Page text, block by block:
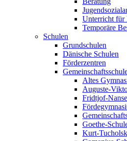
Unterricht für
Temporäre
Schulen
Grundschulen
Dänische Schulen
Förderzentren
Altes
Auguste-
Fridtjof-
Goethe-
Kurt-